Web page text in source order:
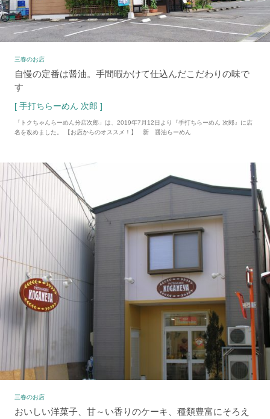
三春のお店
自慢の定番は醤油。手間暇かけて仕込んだこだわりの味で
す
[ 手打ちらーめん 次郎 ]
「トクちゃんらーめん分店次郎」は、2019年7月12日より『手打ちらーめん 次郎』に店
名を改めました。 【お店からのオススメ！】 新 醤油らーめん
三春のお店
おいしい洋菓子、甘～い香りのケーキ、種類豊富にそろえ